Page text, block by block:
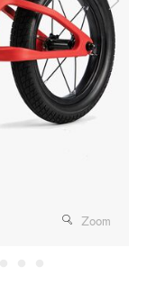
Zoom